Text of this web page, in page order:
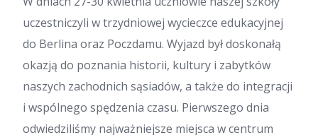
uczestniczyli w trzydniowej wycieczce edukacyjnej
do Berlina oraz Poczdamu. Wyjazd był doskonałą
okazją do poznania historii, kultury i zabytków
naszych zachodnich sąsiadów, a także do integracji
i wspólnego spędzenia czasu. Pierwszego dnia
odwiedziliśmy najważniejsze miejsca w centrum